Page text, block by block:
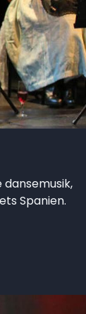
Spanien.